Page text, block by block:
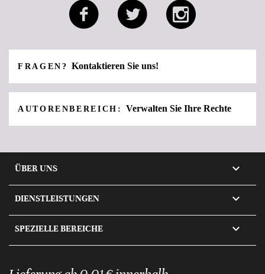
FRAGEN?Kontaktieren Sie uns!
AUTORENBEREICH:Verwalten Sie Ihre Rechte
ÜBER UNS 
DIENSTLEISTUNGEN 
SPEZIELLE BEREICHE 